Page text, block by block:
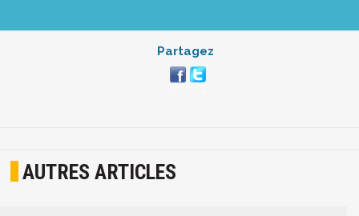
Partagez
AUTRES ARTICLES